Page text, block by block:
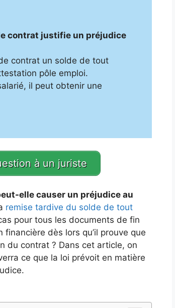
contrat justifie un préjudice
contrat un solde de tout
pôle emploi.
il peut obtenir une
à un juriste
elle causer un préjudice au
remise tardive du solde de tout
pour tous les documents de fin
dès lors qu’il prouve que
du contrat ? Dans cet article, on
ce que la loi prévoit en matière